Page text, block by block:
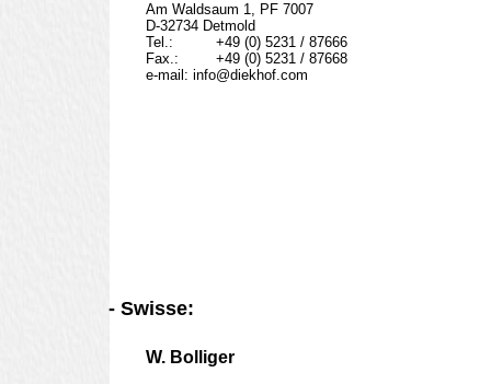
- Swisse:
Am Waldsaum 1, PF 7007
D-32734 Detmold
Tel.:		+49 (0) 5231 / 87666
Fax.:		+49 (0) 5231 / 87668
e-mail: info@diekhof.com
W. Bolliger